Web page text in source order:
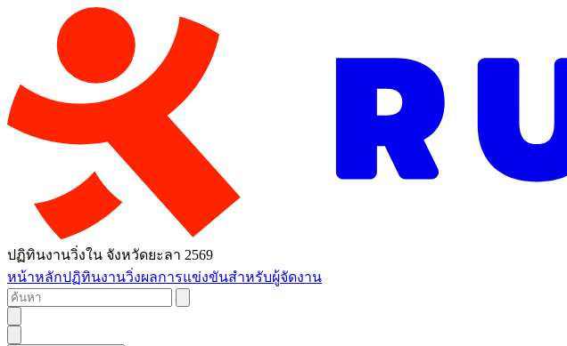
ปฏิทินงานวิ่งใน จังหวัดยะลา 2569
หน้าหลักปฏิทินงานวิ่งผลการแข่งขันสำหรับผู้จัดงาน